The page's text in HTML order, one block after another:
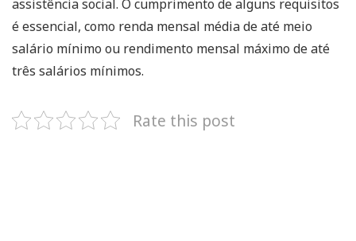
assistência social. O cumprimento de alguns requisitos
é essencial, como renda mensal média de até meio
salário mínimo ou rendimento mensal máximo de até
três salários mínimos.
Rate this post